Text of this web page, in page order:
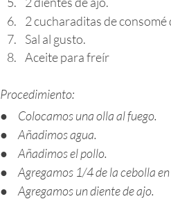
2 cucharaditas de consomé
Sal al gusto.
Aceite para freír
Procedimiento:
● Colocamos una olla al fuego.
● Añadimos agua.
● Añadimos el pollo.
● Agregamos 1/4 de la cebolla
● Agregamos un diente de ajo.